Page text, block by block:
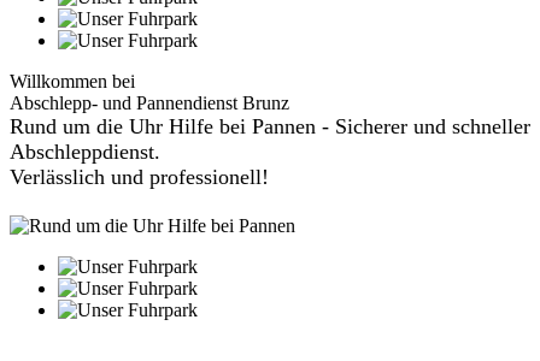
Willkommen bei
Abschlepp- und Pannendienst Brunz
Rund um die Uhr Hilfe bei Pannen - Sicherer und schneller
Abschleppdienst.
Verlässlich und professionell!